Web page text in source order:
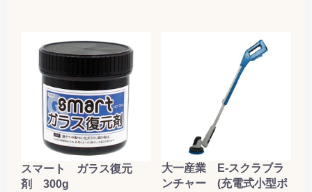
スマート ガラス復元
剤 300g
大一産業 E-スクラブラ
ンチャー (充電式小型ポ